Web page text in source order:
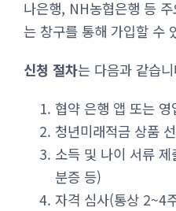
나은행, NH농협은행 등
는 창구를 통해 가입할 수
신청 절차는 다음과 같습
협약 은행 앱 또는 영
청년미래적금 상품
소득 및 나이 서류
분증 등)
자격 심사(통상 2~4